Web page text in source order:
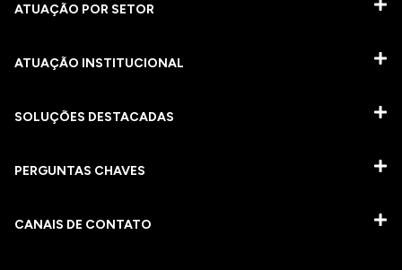
ATUAÇÃO POR SETOR
ATUAÇÃO INSTITUCIONAL
SOLUÇÕES DESTACADAS
PERGUNTAS CHAVES​
CANAIS DE CONTATO